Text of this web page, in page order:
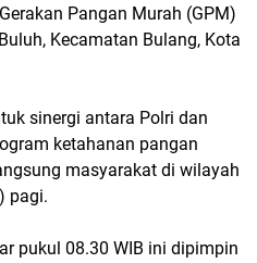
Pangan Murah (GPM)
Kecamatan Bulang, Kota
sinergi antara Polri dan
ketahanan pangan
masyarakat di wilayah
pagi.
pukul 08.30 WIB ini dipimpin